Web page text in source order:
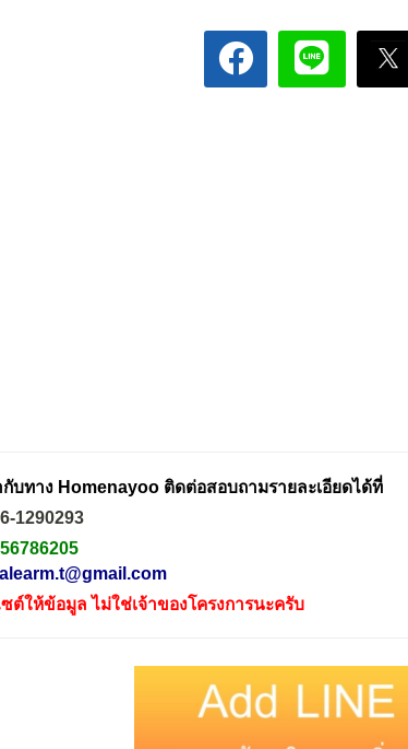
บทาง Homenayoo ติดต่อสอบถามรายละเอียดได้ที่
1290293
ซต์ให้ข้อมูล ไม่ใช่เจ้าของโครงการนะครับ